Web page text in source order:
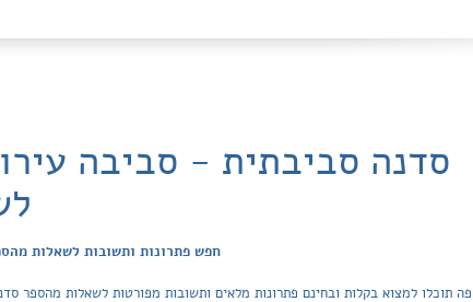
סדנה סביבתית - סביבה
חפש פתרונות ותשובות לשאלות